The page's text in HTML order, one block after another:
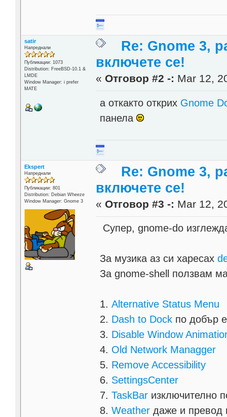
satir
Напреднали
Публикации: 1073
Distribution: FreeBSD-10.1 &
LMDE
Window Manager: i prefer
MATE
Re: Gnome 3,
включете се!
« Отговор #2 -: Mar 12,
а откакто открих Gnome
панела
Ekspert
Напреднали
Публикации: 801
Distribution: Debian Wheeze
Window Manager: Gnome 3
Re: Gnome 3,
включете се!
« Отговор #3 -: Mar 12,
Супер, gnome-do
За музика аз си харесах
За gnome-shell ползвам
1.Alternative Status Menu
2. Dash to Dock по добър
3. Disable Window
4. Old Network Managger
5. Remove Accessibility
6. SettingsCenter
7.TaskBar изключително
8.Weather даже и превод